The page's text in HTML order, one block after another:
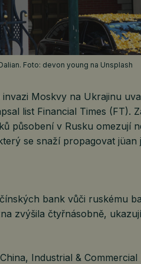
Foto: devon young na Unsplash
Moskvy na Ukrajinu
list Financial Times (FT).
působení v Rusku omezují
se snaží propagovat
bank vůči ruskému
zvýšila čtyřnásobně,
Industrial &